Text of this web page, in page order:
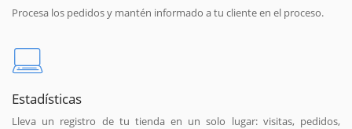
Procesa los pedidos y mantén informado a tu cliente en el proceso.
Estadísticas
Lleva un registro de tu tienda en un solo lugar: visitas, pedidos,